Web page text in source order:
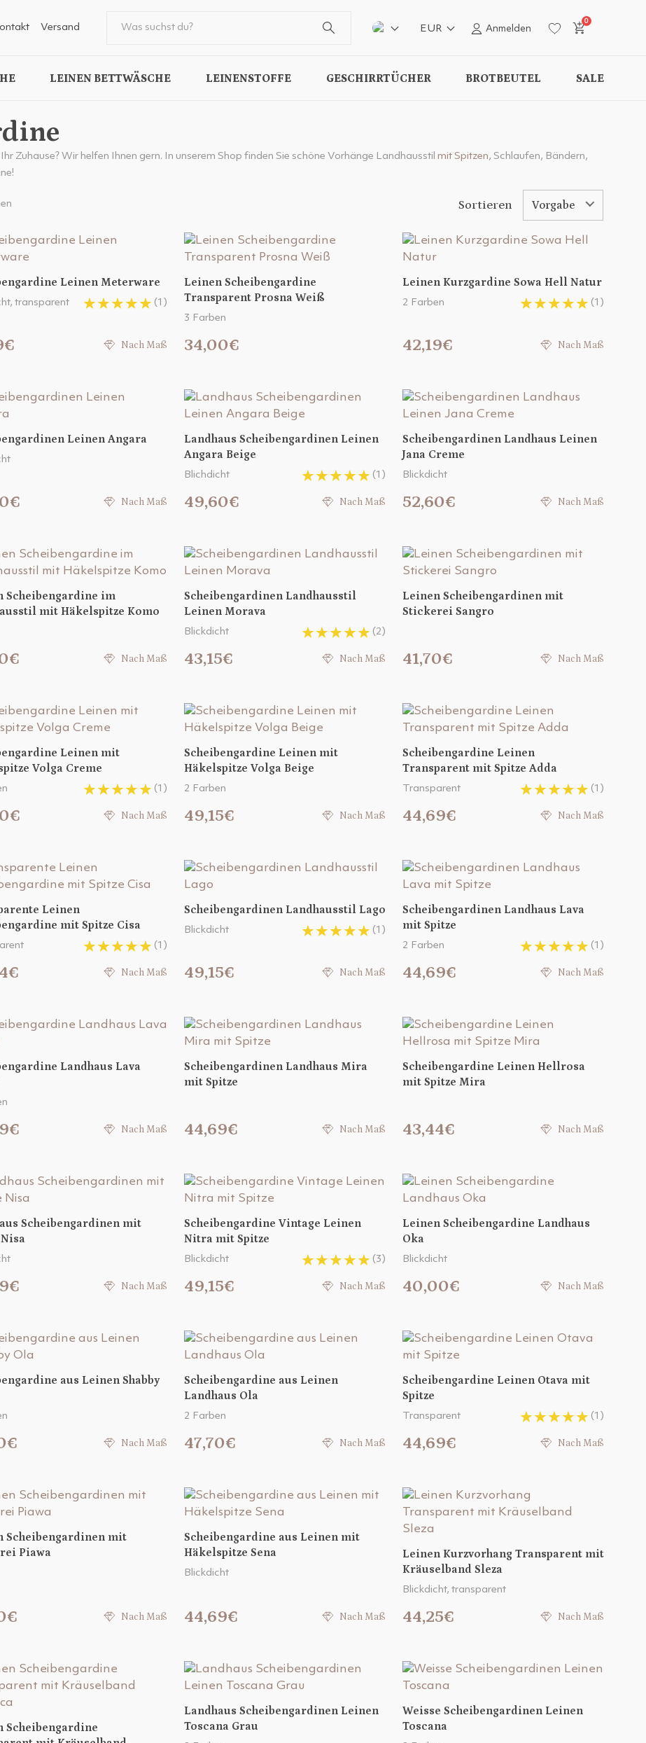
Versand EUR Anmelden
0
LEINEN BETTWÄSCHE LEINENSTOFFE GESCHIRRTÜCHER BROTBEUTEL SALE
Zuhause? Wir helfen Ihnen gern. In unserem Shop finden Sie schöne Vorhänge Landhausstil mit Spitzen, Schlaufen, Bändern,
Sortieren Vorgabe
Leinen Meterware
transparent (1)
Nach Maß
Leinen Scheibengardine
Transparent Prosna Weiß
3 Farben
34,00€
Leinen Kurzgardine Sowa Hell Natur
2 Farben (1)
42,19€ Nach Maß
Leinen Angara
Nach Maß
Landhaus Scheibengardinen Leinen
Angara Beige
Blichdicht (1)
49,60€ Nach Maß
Scheibengardinen Landhaus Leinen
Jana Creme
Blickdicht
52,60€ Nach Maß
Scheibengardine im
mit Häkelspitze Komo
Nach Maß
Scheibengardinen Landhausstil
Leinen Morava
Blickdicht (2)
43,15€ Nach Maß
Leinen Scheibengardinen mit
Stickerei Sangro
41,70€ Nach Maß
Leinen mit
Volga Creme
(1)
Nach Maß
Scheibengardine Leinen mit
Häkelspitze Volga Beige
2 Farben
49,15€ Nach Maß
Scheibengardine Leinen
Transparent mit Spitze Adda
Transparent (1)
44,69€ Nach Maß
Leinen
mit Spitze Cisa
(1)
Nach Maß
Scheibengardinen Landhausstil Lago
Blickdicht (1)
49,15€ Nach Maß
Scheibengardinen Landhaus Lava
mit Spitze
2 Farben (1)
44,69€ Nach Maß
Landhaus Lava
Nach Maß
Scheibengardinen Landhaus Mira
mit Spitze
44,69€ Nach Maß
Scheibengardine Leinen Hellrosa
mit Spitze Mira
43,44€ Nach Maß
Scheibengardinen mit
Nach Maß
Scheibengardine Vintage Leinen
Nitra mit Spitze
Blickdicht (3)
49,15€ Nach Maß
Leinen Scheibengardine Landhaus
Oka
Blickdicht
40,00€ Nach Maß
aus Leinen Shabby
Nach Maß
Scheibengardine aus Leinen
Landhaus Ola
2 Farben
47,70€ Nach Maß
Scheibengardine Leinen Otava mit
Spitze
Transparent (1)
44,69€ Nach Maß
Scheibengardinen mit
Piawa
Nach Maß
Scheibengardine aus Leinen mit
Häkelspitze Sena
Blickdicht
44,69€ Nach Maß
Leinen Kurzvorhang Transparent mit
Kräuselband Sleza
Blickdicht, transparent
44,25€ Nach Maß
Scheibengardine
Landhaus Scheibengardinen Leinen
Toscana Grau
Weisse Scheibengardinen Leinen
Toscana